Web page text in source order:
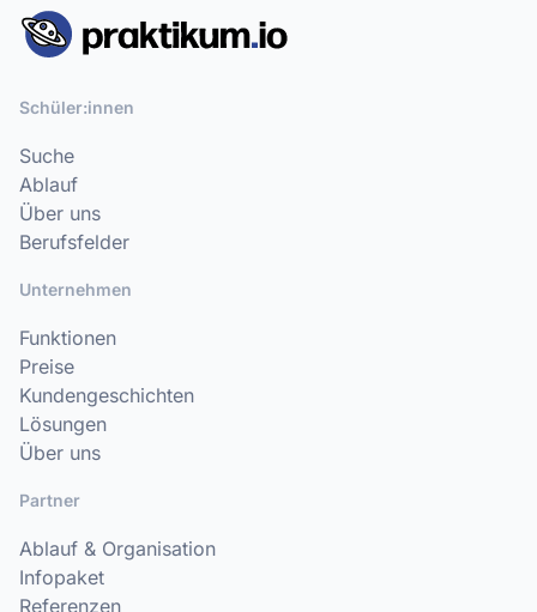
Schüler:innen
Suche
Ablauf
Über uns
Berufsfelder
Unternehmen
Funktionen
Preise
Kundengeschichten
Lösungen
Über uns
Partner
Ablauf & Organisation
Infopaket
Referenzen